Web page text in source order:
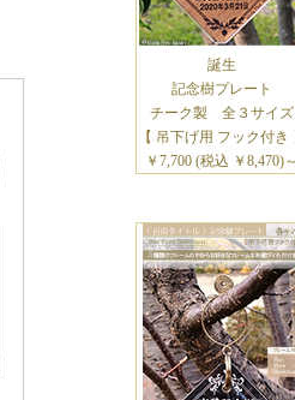
誕生
記念樹プレート
チーク製 全３サイズ
【 吊下げ用 フック付き
￥7,700 (税込 ￥8,470)